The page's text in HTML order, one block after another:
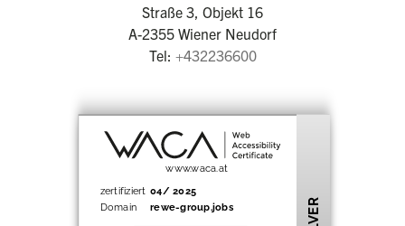
Straße 3, Objekt 16
A-2355 Wiener Neudorf
Tel: +432236600